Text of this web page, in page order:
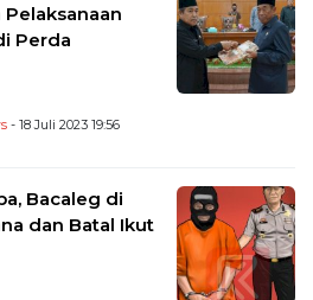
Perda
- 18 Juli 2023 19:56
Bacaleg di
dan Batal Ikut